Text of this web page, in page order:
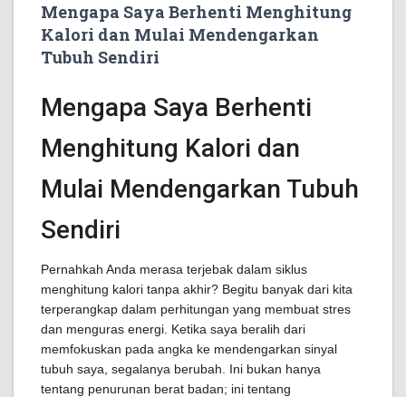
Mengapa Saya Berhenti Menghitung
Kalori dan Mulai Mendengarkan
Tubuh Sendiri
Mengapa Saya Berhenti
Menghitung Kalori dan
Mulai Mendengarkan Tubuh
Sendiri
Pernahkah Anda merasa terjebak dalam siklus
menghitung kalori tanpa akhir? Begitu banyak dari kita
terperangkap dalam perhitungan yang membuat stres
dan menguras energi. Ketika saya beralih dari
memfokuskan pada angka ke mendengarkan sinyal
tubuh saya, segalanya berubah. Ini bukan hanya
tentang penurunan berat badan; ini tentang